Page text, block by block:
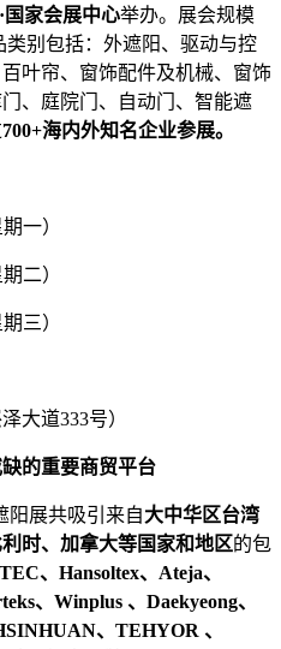
国家会展中心举办。展会规模
类别包括：外遮阳、驱动与控
叶帘、窗饰配件及机械、窗饰
、庭院门、自动门、智能遮
700+海内外知名企业参展。
一）
二）
三）
道333号）
的重要商贸平台
展共吸引来自大中华区台湾
时、加拿大等国家和地区的包
、Hansoltex、Ateja、
、Winplus 、Daekyeong、
、TEHYOR 、